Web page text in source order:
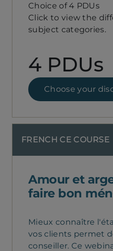
Choice of 4 PDUs
Click to view the
subject categories.
4 PDUs
Choose your
FRENCH CE COURSE
Amour et
faire bon
Mieux connaître
vos clients permet
conseiller. Ce